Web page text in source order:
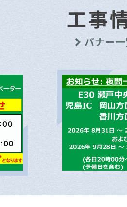
工事
バナー